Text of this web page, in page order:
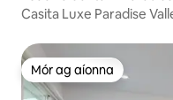
Casita Luxe Paradise
Mór ag aíonna
Mór ag aíonna